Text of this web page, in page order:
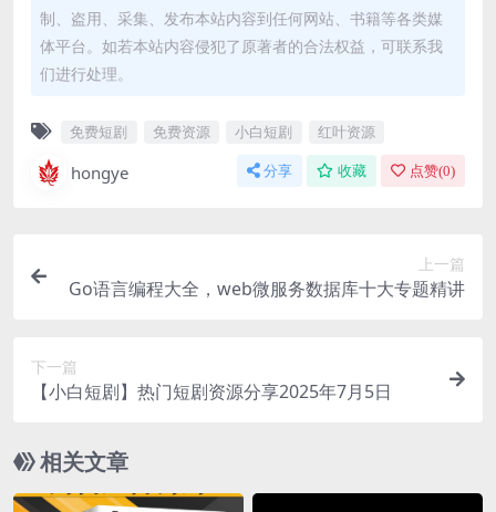
制、盗用、采集、发布本站内容到任何网站、书籍等各类媒
体平台。如若本站内容侵犯了原著者的合法权益，可联系我
们进行处理。
免费短剧 免费资源 小白短剧 红叶资源
hongye 分享 收藏 点赞(0)
上一篇
Go语言编程大全，web微服务数据库十大专题精讲
下一篇
【小白短剧】热门短剧资源分享2025年7月5日
相关文章